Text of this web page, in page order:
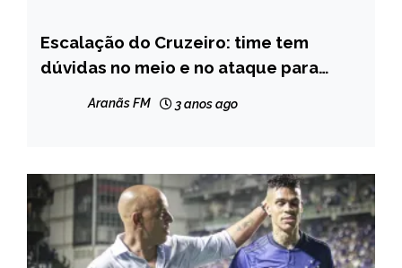
ESPORTES
Escalação do Cruzeiro: time tem
dúvidas no meio e no ataque para
Aranãs FM 3 anos ago